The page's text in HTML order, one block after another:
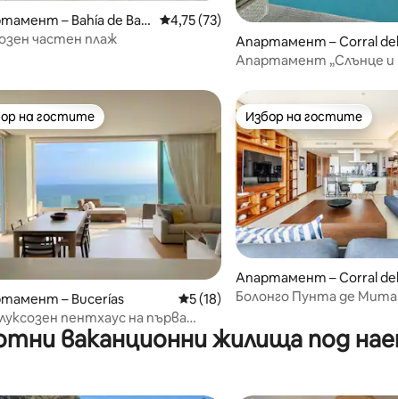
от 5, 123 отзива
– Bahía de Ban
Средна оценка: 4,75 от 5, 73 отзива
4,75 (73)
частен плаж
Апартамент – Corral del
sco
Апартамент „Слънце и
от 5, 413 отзива
на гостите
на гостите
– Bucerías Средна оценка: 5 от 5, 18 отзива
5 (18)
пентхаус на първа
до плажа в Бусериас с басейн
Избор на гостите
Избор на гостите
Апартамент – Corral del
Болонго Пунта де
ваканционни жилища под